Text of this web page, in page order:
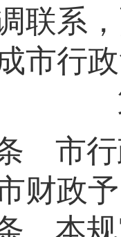
联系
市行
市行
财政
本规